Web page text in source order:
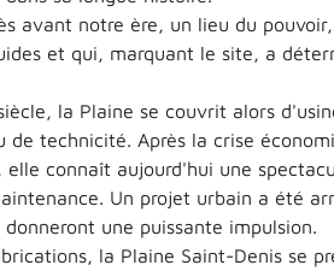
avant notre ère, un lieu du
et qui, marquant le site, a
la Plaine se couvrit alors
technicité. Après la crise
connaît aujourd'hui une
Un projet urbain a été
une puissante impulsion.
la Plaine Saint-Denis se